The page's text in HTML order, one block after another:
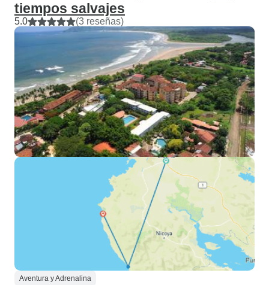
tiempos salvajes
5.0 (3 reseñas)
Aventura y Adrenalina